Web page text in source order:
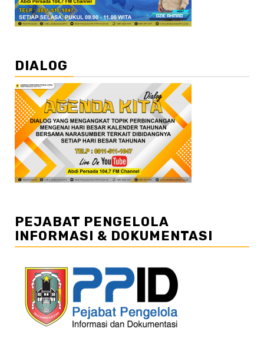
DIALOG
PEJABAT PENGELOLA
INFORMASI & DOKUMENTASI